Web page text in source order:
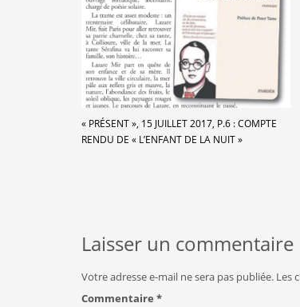
« PRÉSENT », 15 JUILLET 2017, P.6 : COMPTE
RENDU DE « L’ENFANT DE LA NUIT »
Laisser un commentaire
Votre adresse e-mail ne sera pas publiée. Les
Commentaire *